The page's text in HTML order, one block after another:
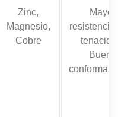
Zinc,
Magnesio,
Cobre
Mayor
Buena